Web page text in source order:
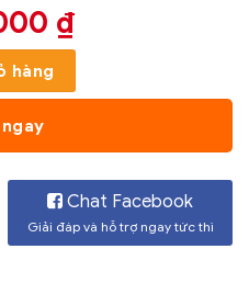
₫.
₫Giá
hiện
tại
3.363.000 ₫.
SR số lượng
hàng
Chat Facebook
Giải đáp và hỗ trợ ngay tức thì